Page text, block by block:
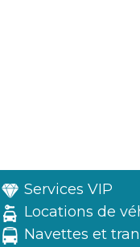
Services VIP
Locations de
Navettes et